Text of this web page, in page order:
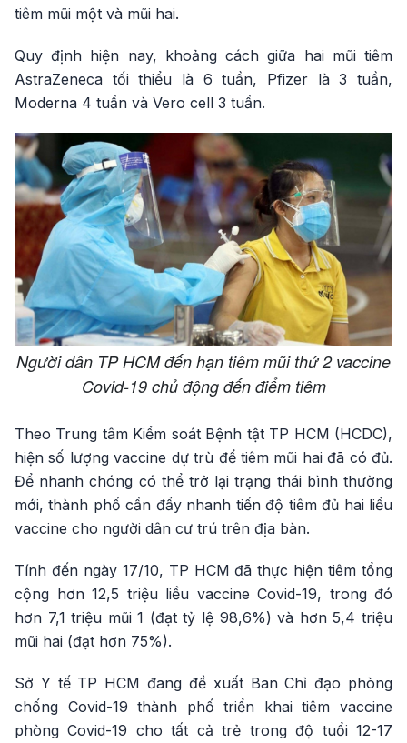
tiêm mũi một và mũi hai.
Quy định hiện nay, khoảng cách giữa hai mũi tiêm
AstraZeneca tối thiểu là 6 tuần, Pfizer là 3 tuần,
Moderna 4 tuần và Vero cell 3 tuần.
Người dân TP HCM đến hạn tiêm mũi thứ 2 vaccine
Covid-19 chủ động đến điểm tiêm
Theo Trung tâm Kiểm soát Bệnh tật TP HCM (HCDC),
hiện số lượng vaccine dự trù để tiêm mũi hai đã có đủ.
Để nhanh chóng có thể trở lại trạng thái bình thường
mới, thành phố cần đẩy nhanh tiến độ tiêm đủ hai liều
vaccine cho người dân cư trú trên địa bàn.
Tính đến ngày 17/10, TP HCM đã thực hiện tiêm tổng
cộng hơn 12,5 triệu liều vaccine Covid-19, trong đó
hơn 7,1 triệu mũi 1 (đạt tỷ lệ 98,6%) và hơn 5,4 triệu
mũi hai (đạt hơn 75%).
Sở Y tế TP HCM đang đề xuất Ban Chỉ đạo phòng
chống Covid-19 thành phố triển khai tiêm vaccine
phòng Covid-19 cho tất cả trẻ trong độ tuổi 12-17